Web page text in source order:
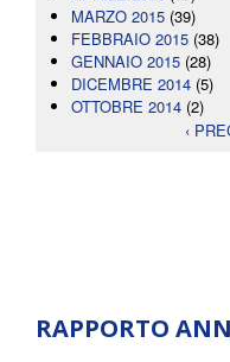
MARZO 2015 (39)
FEBBRAIO 2015 (38)
GENNAIO 2015 (28)
DICEMBRE 2014 (5)
OTTOBRE 2014 (2)
‹
RAPPORTO